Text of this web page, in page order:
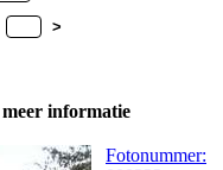
informatie
Fotonummer: